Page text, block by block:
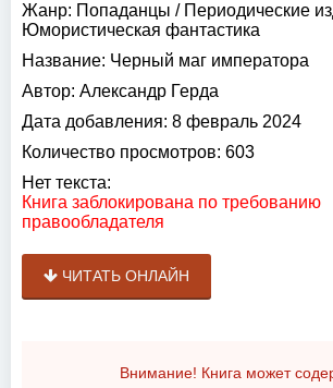
Жанр: Попаданцы / Периодические
Юмористическая фантастика
Название: Черный маг императора
Автор: Александр Герда
Дата добавления: 8 февраль 2024
Количество просмотров: 603
Нет текста:
Книга заблокирована по требованию
правообладателя
ЧИТАТЬ ОНЛАЙН
Внимание! Книга может